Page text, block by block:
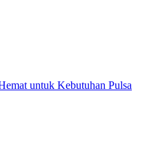
untuk Kebutuhan Pulsa